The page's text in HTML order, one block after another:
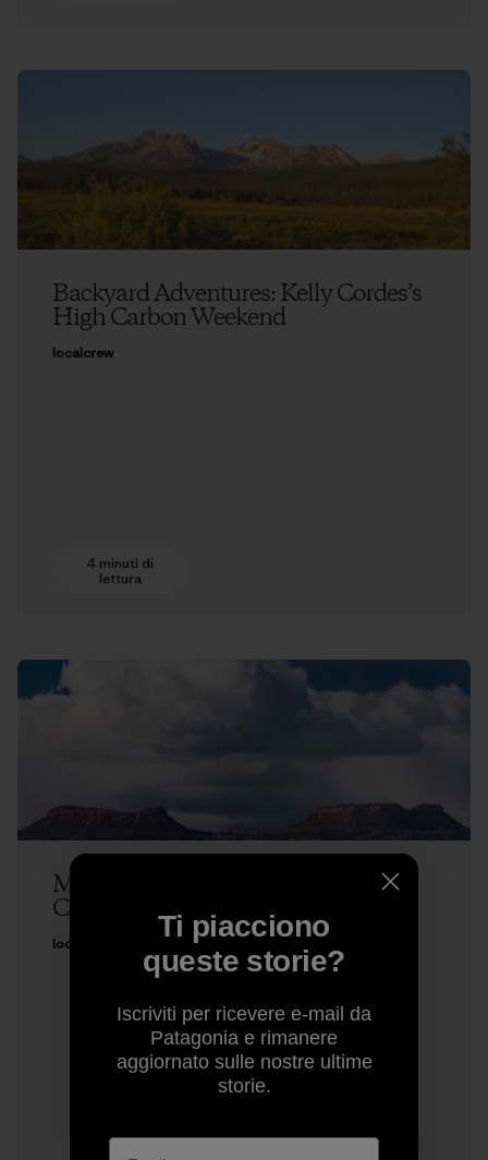
Backyard Adventures: Kelly Cordes’s
High Carbon Weekend
localcrew
4 minuti di
lettura
Man Gives U.S. Wild Utah for
Christmas
localcrew
Ti piacciono
queste storie?
Iscriviti per ricevere e-mail da
Patagonia e rimanere
aggiornato sulle nostre ultime
storie.